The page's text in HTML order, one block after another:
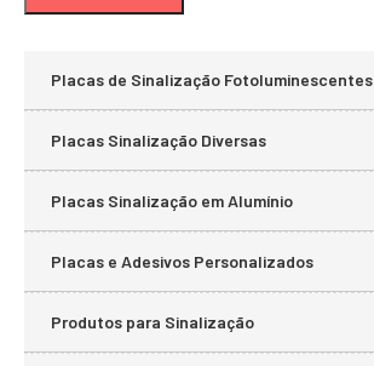
Placas de Sinalização Fotoluminescentes
Placas Sinalização Diversas
Placas Sinalização em Alumínio
Placas e Adesivos Personalizados
Produtos para Sinalização